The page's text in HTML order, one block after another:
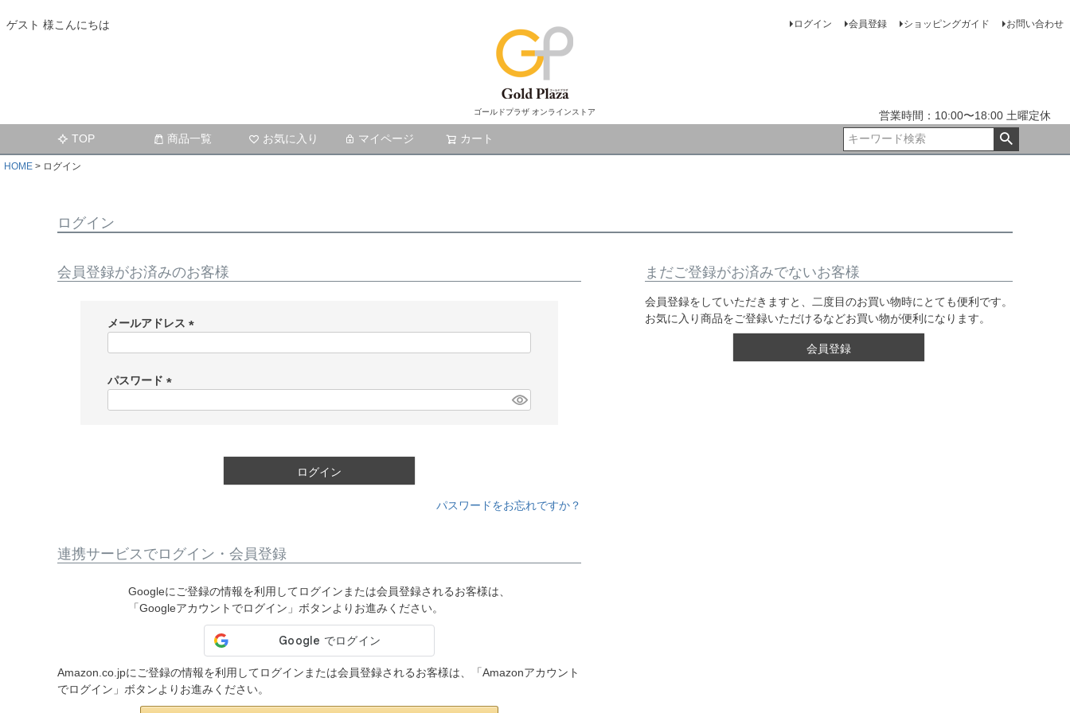
ゲスト 様こんにちは
ゴールドプラザ オンラインストア
ログイン 会員登録 ショッピングガイド お問い合わせ
営業時間：10:00〜18:00 土曜定休
TOP
商品一覧 お気に入り マイページ カート
HOME ログイン
ログイン
会員登録がお済みのお客様
メールアドレス
)
パスワード
ログイン
パスワードをお忘れですか？
連携サービスでログイン・会員登録
Googleにご登録の情報を利用してログインまたは会員登録されるお客様は、
「Googleアカウントでログイン」ボタンよりお進みください。
Amazon.co.jpにご登録の情報を利用してログインまたは会員登録されるお客様は、「Amazonアカウント
でログイン」ボタンよりお進みください。
まだご登録がお済みでないお客様
会員登録をしていただきますと、二度目のお買い物時にとても便利です。
お気に入り商品をご登録いただけるなどお買い物が便利になります。
会員登録